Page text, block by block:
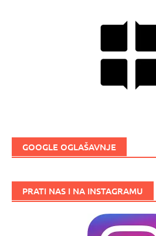
GOOGLE OGLAŠAVNJE
PRATI NAS I NA INSTAGRAMU